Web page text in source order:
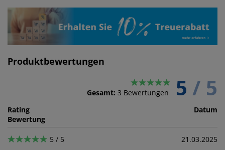
Produktbewertungen
Gesamt: 3 Bewertungen 5 / 5
Rating
Bewertung
Datum
5 / 5
21.03.2025